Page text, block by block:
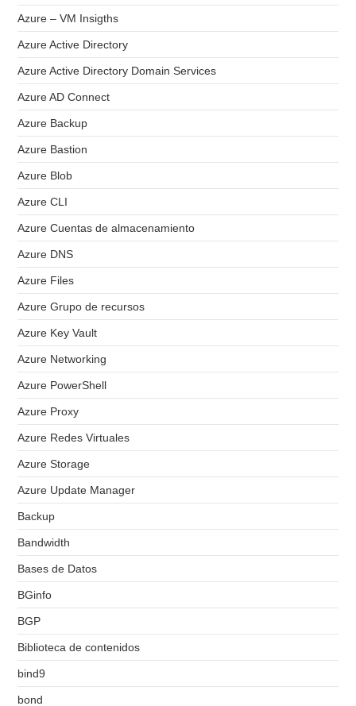
Azure – VM Insigths
Azure Active Directory
Azure Active Directory Domain Services
Azure AD Connect
Azure Backup
Azure Bastion
Azure Blob
Azure CLI
Azure Cuentas de almacenamiento
Azure DNS
Azure Files
Azure Grupo de recursos
Azure Key Vault
Azure Networking
Azure PowerShell
Azure Proxy
Azure Redes Virtuales
Azure Storage
Azure Update Manager
Backup
Bandwidth
Bases de Datos
BGinfo
BGP
Biblioteca de contenidos
bind9
bond